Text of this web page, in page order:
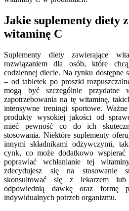
Jakie suplementy diety
witaminę C
Suplementy diety zawierające
rozwiązaniem dla osób, które
codziennej diecie. Na rynku dostępne
– od tabletek po proszki
mogą być szczególnie przydatne
zapotrzebowania na tę witaminę,
intensywne treningi sportowe.
produkty wysokiej jakości od
mieć pewność co do ich
stosowania. Niektóre suplementy
innymi składnikami odżywczymi,
cynk, co może dodatkowo wspierać
poprawiać wchłanianie tej
zdecydujesz się na stosowanie
skonsultować się z lekarzem
odpowiednią dawkę oraz formę
indywidualnych potrzeb organizmu.